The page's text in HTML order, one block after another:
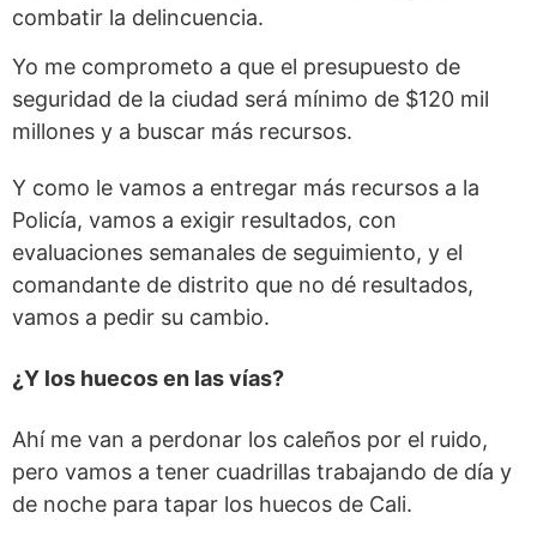
combatir la delincuencia.
Yo me comprometo a que el presupuesto de
seguridad de la ciudad será mínimo de $120 mil
millones y a buscar más recursos.
Y como le vamos a entregar más recursos a la
Policía, vamos a exigir resultados, con
evaluaciones semanales de seguimiento, y el
comandante de distrito que no dé resultados,
vamos a pedir su cambio.
¿Y los huecos en las vías?
Ahí me van a perdonar los caleños por el ruido,
pero vamos a tener cuadrillas trabajando de día y
de noche para tapar los huecos de Cali.